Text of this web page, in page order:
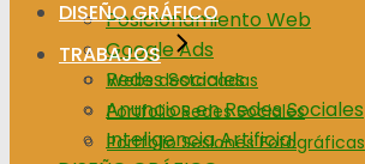
DISEÑO GRÁFICO
TRABAJOS
Webs destacadas
Portfolio Redes Sociales
Portfolio Sesiones Fotográficas
Posicionamiento Web
Google Ads
Redes Sociales
Anuncios en Redes Sociales
Inteligencia Artificial